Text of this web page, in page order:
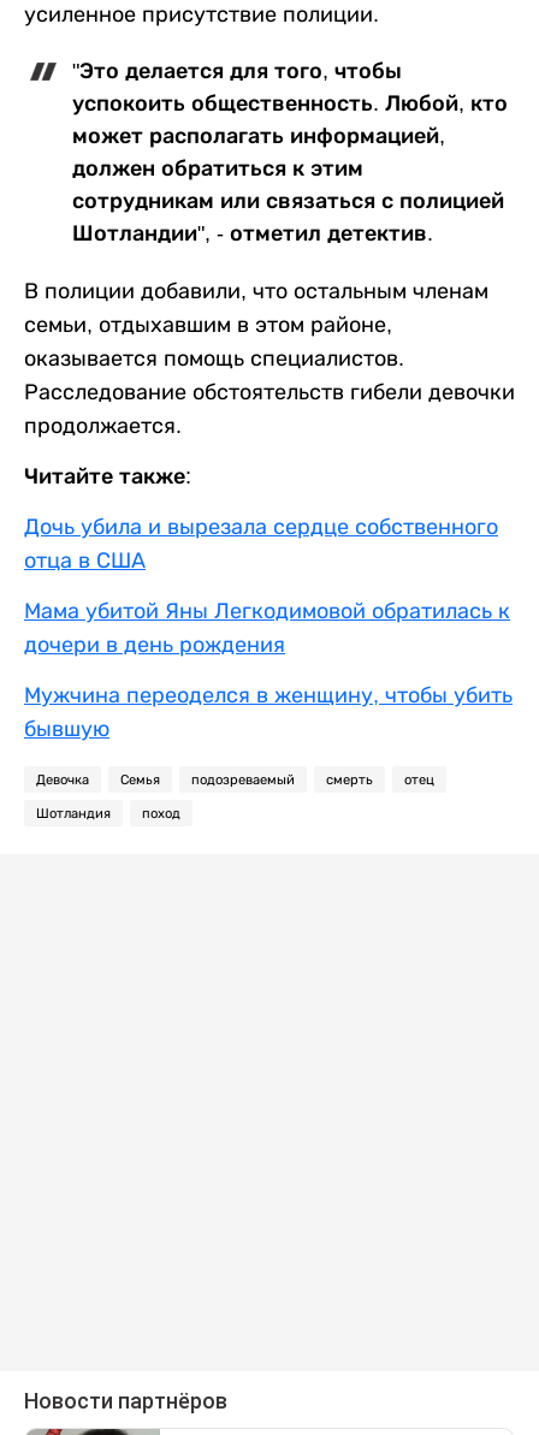
усиленное присутствие полиции.
"Это делается для того, чтобы
успокоить общественность. Любой, кто
может располагать информацией,
должен обратиться к этим
сотрудникам или связаться с полицией
Шотландии", - отметил детектив.
В полиции добавили, что остальным членам
семьи, отдыхавшим в этом районе,
оказывается помощь специалистов.
Расследование обстоятельств гибели девочки
продолжается.
Читайте также:
Дочь убила и вырезала сердце собственного
отца в США
Мама убитой Яны Легкодимовой обратилась к
дочери в день рождения
Мужчина переоделся в женщину, чтобы убить
бывшую
Девочка Семья подозреваемый смерть отец
Шотландия поход